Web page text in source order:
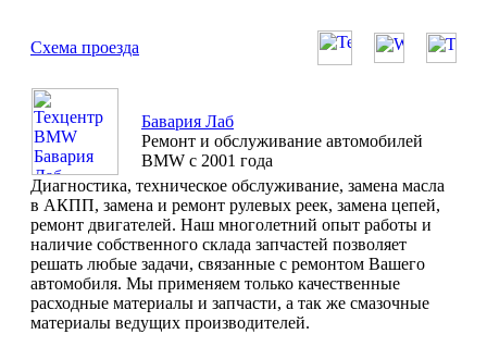
Схема проезда
Бавария Лаб
Ремонт и обслуживание автомобилей
BMW с 2001 года
Диагностика, техническое обслуживание, замена масла
в АКПП, замена и ремонт рулевых реек, замена цепей,
ремонт двигателей. Наш многолетний опыт работы и
наличие собственного склада запчастей позволяет
решать любые задачи, связанные с ремонтом Вашего
автомобиля. Мы применяем только качественные
расходные материалы и запчасти, а так же смазочные
материалы ведущих производителей.